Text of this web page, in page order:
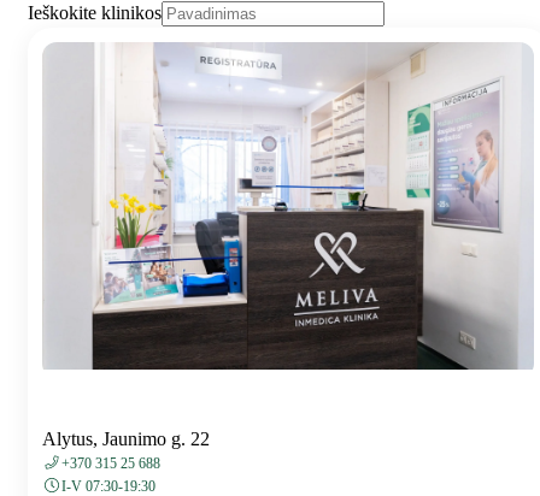
Ieškokite klinikos
Alytus, Jaunimo g. 22
+370 315 25 688
I-V 07:30-19:30